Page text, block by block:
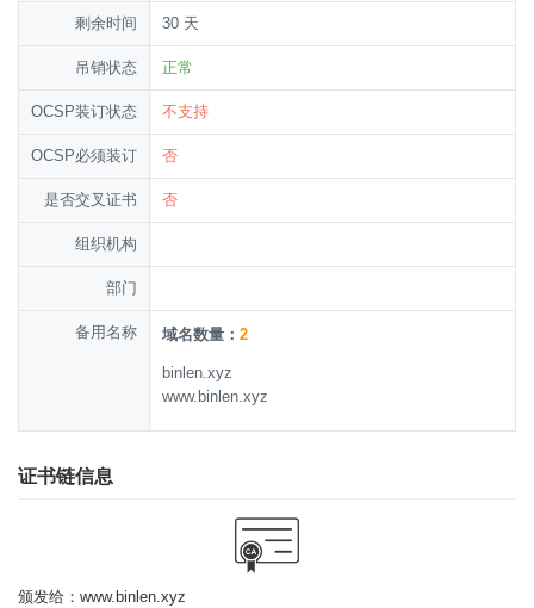
剩余时间 30 天
吊销状态 正常
OCSP装订状态 不支持
OCSP必须装订 否
是否交叉证书 否
组织机构
部门
备用名称 域名数量： 2
binlen.xyz
www.binlen.xyz
证书链信息
颁发给： www.binlen.xyz